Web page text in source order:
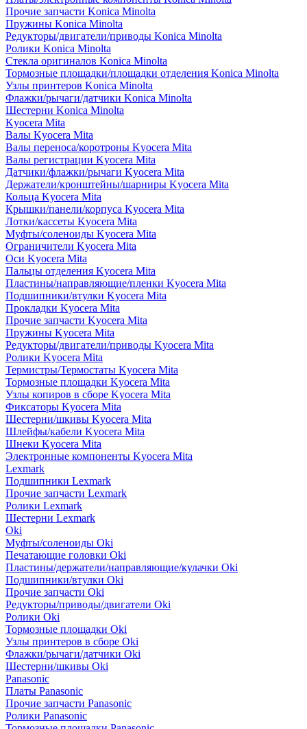
Прочие запчасти Konica Minolta
Пружины Konica Minolta
Редукторы/двигатели/приводы Konica Minolta
Ролики Konica Minolta
Стекла оригиналов Konica Minolta
Тормозные площадки/площадки отделения Konica Minolta
Узлы принтеров Konica Minolta
Флажки/рычаги/датчики Konica Minolta
Шестерни Konica Minolta
Kyocera Mita
Валы Kyocera Mita
Валы переноса/коротроны Kyocera Mita
Валы регистрации Kyocera Mita
Датчики/флажки/рычаги Kyocera Mita
Держатели/кронштейны/шарниры Kyocera Mita
Кольца Kyocera Mita
Крышки/панели/корпуса Kyocera Mita
Лотки/кассеты Kyocera Mita
Муфты/соленоиды Kyocera Mita
Ограничители Kyocera Mita
Оси Kyocera Mita
Пальцы отделения Kyocera Mita
Пластины/направляющие/пленки Kyocera Mita
Подшипники/втулки Kyocera Mita
Прокладки Kyocera Mita
Прочие запчасти Kyocera Mita
Пружины Kyocera Mita
Редукторы/двигатели/приводы Kyocera Mita
Ролики Kyocera Mita
Термистры/Термостаты Kyocera Mita
Тормозные площадки Kyocera Mita
Узлы копиров в сборе Kyocera Mita
Фиксаторы Kyocera Mita
Шестерни/шкивы Kyocera Mita
Шлейфы/кабели Kyocera Mita
Шнеки Kyocera Mita
Электронные компоненты Kyocera Mita
Lexmark
Подшипники Lexmark
Прочие запчасти Lexmark
Ролики Lexmark
Шестерни Lexmark
Oki
Муфты/соленоиды Oki
Печатающие головки Oki
Пластины/держатели/направляющие/кулачки Oki
Подшипники/втулки Oki
Прочие запчасти Oki
Редукторы/приводы/двигатели Oki
Ролики Oki
Тормозные площадки Oki
Узлы принтеров в сборе Oki
Флажки/рычаги/датчики Oki
Шестерни/шкивы Oki
Panasonic
Платы Panasonic
Прочие запчасти Panasonic
Ролики Panasonic